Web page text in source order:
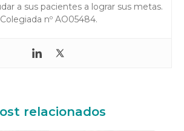
a sus pacientes a lograr sus metas.
Colegiada nº AO05484.
relacionados